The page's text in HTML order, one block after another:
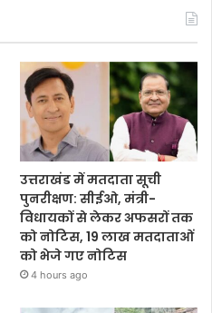
उत्तराखंड में मतदाता सूची
पुनरीक्षण: सीईओ, मंत्री-
विधायकों से लेकर अफसरों तक
को नोटिस, 19 लाख मतदाताओं
को भेजे गए नोटिस
4 hours ago